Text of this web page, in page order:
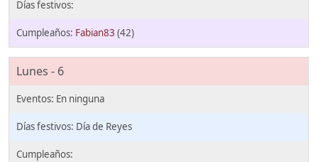
Fabian83 (42)
Lunes - 6
Día de Reyes